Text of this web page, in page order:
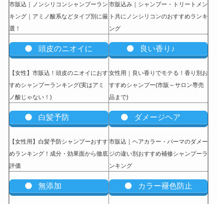
市販込｜ノンシリコンシャンプーラン
キング｜アミノ酸系などタイプ別に厳
選！
市販込み｜シャンプー・トリートメン
ト共にノンシリコンのおすすめランキ
ング
頭皮のニオイに
【女性】市販込 ！頭皮のニオイにおす
すめシャンプーランキング(実はアミ
ノ酸じゃない！)
良い香り♪
女性用｜良い香りでモテる！香り別お
すすめシャンプー(市販～サロン専売
品まで)
白髪予防
【女性用】白髪予防シャンプーおすす
めランキング！成分・効果面から徹底
評価
ダメージヘア
市販込｜ヘアカラー・パーマのダメー
ジの違い別おすすめ補修シャンプーラ
ンキング
無添加 カラー褪色防止